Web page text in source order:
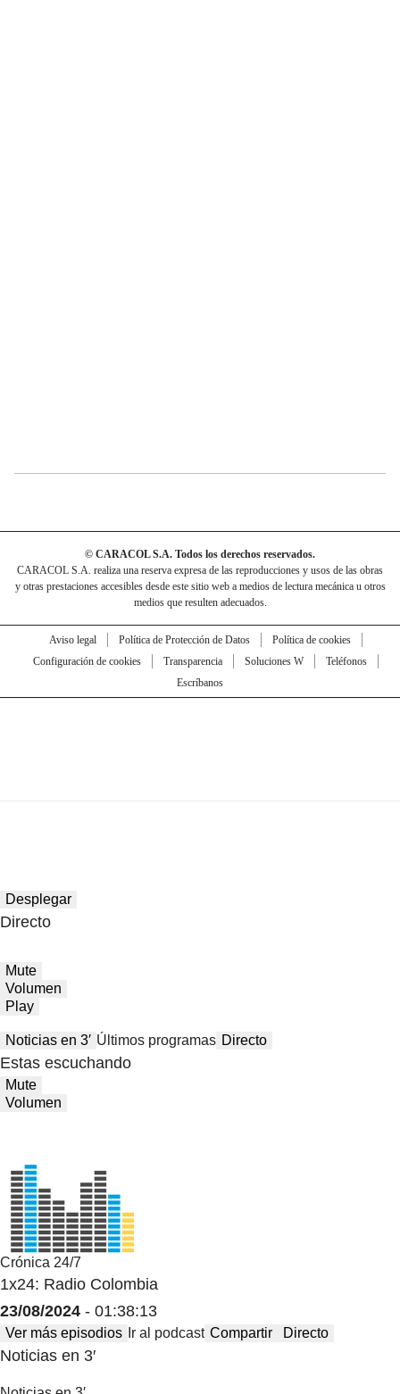
© CARACOL S.A. Todos los derechos reservados.
CARACOL S.A. realiza una reserva expresa de las reproducciones y usos de las obras
y otras prestaciones accesibles desde este sitio web a medios de lectura mecánica u otros
medios que resulten adecuados.
Aviso legal Política de Protección de Datos
Política de cookies
Configuración de cookies
Transparencia Soluciones W
Teléfonos
Escríbanos
Desplegar
Directo
Mute
Volumen
Play
Noticias en 3′ Últimos programas Directo
Estas escuchando
Mute
Volumen
Crónica 24/7
1x24: Radio Colombia
23/08/2024 - 01:38:13
Ver más episodios Ir al podcast Compartir Directo
Noticias en 3′